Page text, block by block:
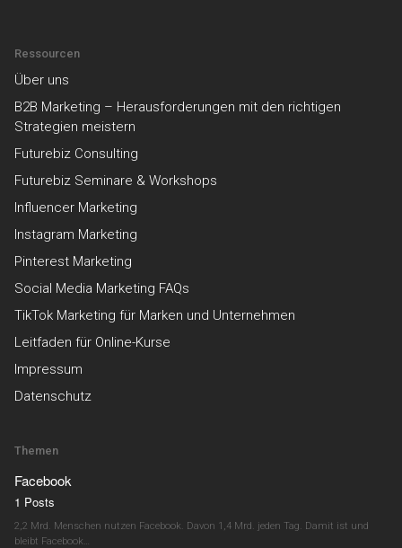
Ressourcen
Über uns
B2B Marketing – Herausforderungen mit den richtigen
Strategien meistern
Futurebiz Consulting
Futurebiz Seminare & Workshops
Influencer Marketing
Instagram Marketing
Pinterest Marketing
Social Media Marketing FAQs
TikTok Marketing für Marken und Unternehmen
Leitfaden für Online-Kurse
Impressum
Datenschutz
Themen
Facebook
1 Posts
2,2 Mrd. Menschen nutzen Facebook. Davon 1,4 Mrd. jeden Tag. Damit ist und
bleibt Facebook…